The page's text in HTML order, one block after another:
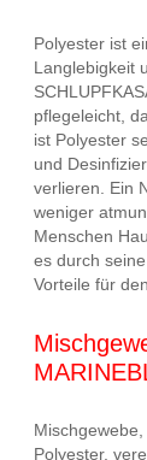
Polyester ist
Langlebigkeit
pflegeleicht,
ist Polyester
und
verlieren. Ein
weniger
Menschen
es durch
Vorteile für
Polyester,